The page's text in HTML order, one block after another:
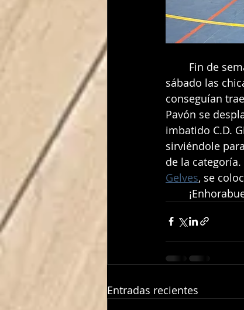
sábado las
conseguían
Pavón se
imbatido C.D.
sirviéndole
de la
Gelves, se
Entradas recientes